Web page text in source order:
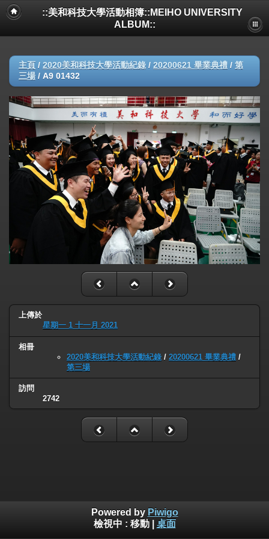
::美和科技大學活動相簿::MEIHO UNIVERSITY
ALBUM::
主頁 / 2020美和科技大學活動紀錄 / 20200621 畢業典禮 / 第
三場 / A9 01432
上傳於
星期一 1 十一月 2021
相冊
2020美和科技大學活動紀錄 / 20200621 畢業典禮 /
第三場
訪問
2742
Powered by Piwigo
檢視中 : 移動| 桌面